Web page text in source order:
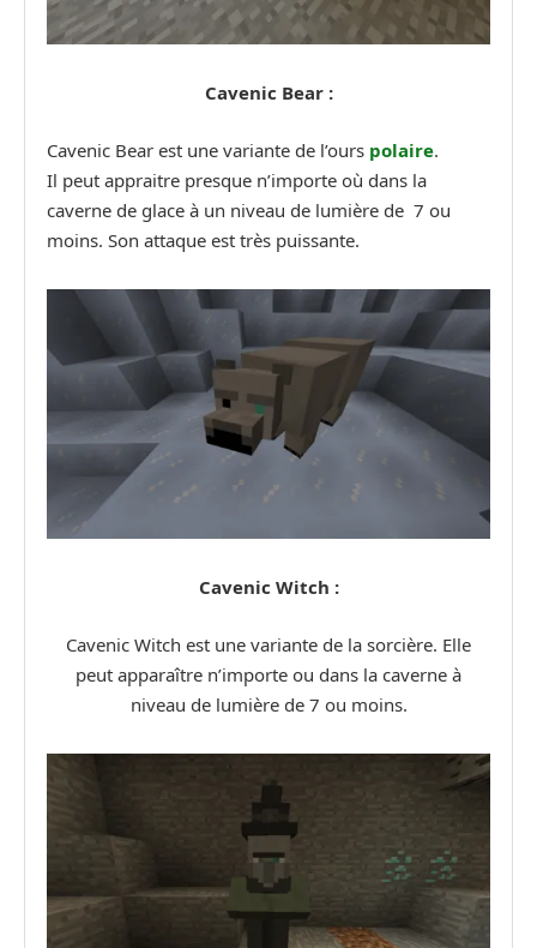
Cavenic Bear :
Cavenic Bear est une variante de l’ours polaire.
Il peut appraitre presque n’importe où dans la
caverne de glace à un niveau de lumière de 7 ou
moins. Son attaque est très puissante.
Cavenic Witch :
Cavenic Witch est une variante de la sorcière. Elle
peut apparaître n’importe ou dans la caverne à
niveau de lumière de 7 ou moins.